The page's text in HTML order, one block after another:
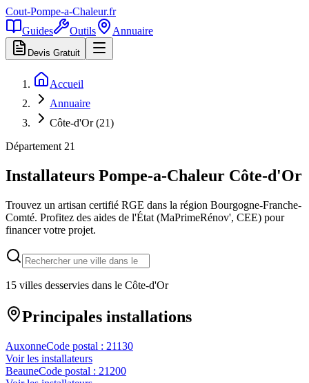
Cout-Pompe-a-Chaleur.fr
Guides
Outils Annuaire
Devis Gratuit
Accueil
Annuaire
Côte-d'Or (21)
Département 21
Installateurs Pompe-a-Chaleur Côte-d'Or
Trouvez un artisan certifié RGE dans la région Bourgogne-Franche-
Comté. Profitez des aides de l'État (MaPrimeRénov', CEE) pour
financer votre projet.
15 villes desservies dans le Côte-d'Or
Principales installations
AuxonneCode postal : 21130
Voir les installateurs
BeauneCode postal : 21200